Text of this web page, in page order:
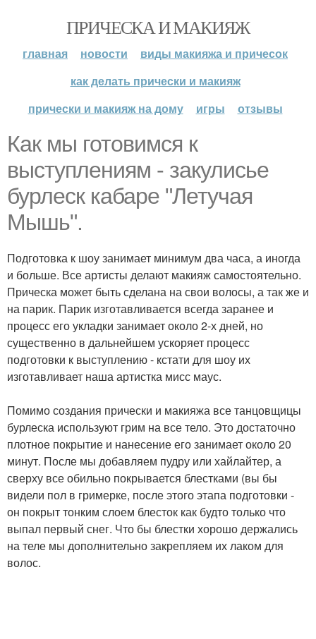
ПРИЧЕСКА И МАКИЯЖ
главная новости
виды макияжа и причесок
как делать прически и макияж
прически и макияж на дому
игры отзывы
Как мы готовимся к
выступлениям - закулисье
бурлеск кабаре "Летучая
Мышь".
Подготовка к шоу занимает минимум два часа, а иногда
и больше. Все артисты делают макияж самостоятельно.
Прическа может быть сделана на свои волосы, а так же и
на парик. Парик изготавливается всегда заранее и
процесс его укладки занимает около 2-х дней, но
существенно в дальнейшем ускоряет процесс
подготовки к выступлению - кстати для шоу их
изготавливает наша артистка мисс маус.
Помимо создания прически и макияжа все танцовщицы
бурлеска используют грим на все тело. Это достаточно
плотное покрытие и нанесение его занимает около 20
минут. После мы добавляем пудру или хайлайтер, а
сверху все обильно покрывается блестками (вы бы
видели пол в гримерке, после этого этапа подготовки -
он покрыт тонким слоем блесток как будто только что
выпал первый снег. Что бы блестки хорошо держались
на теле мы дополнительно закрепляем их лаком для
волос.